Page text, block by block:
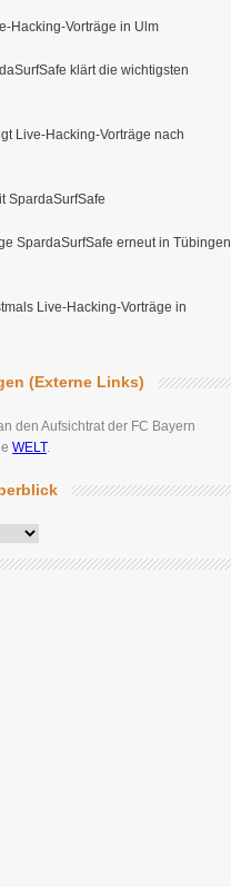
Hacking-Vorträge in Ulm
klärt die wichtigsten
Live-Hacking-Vorträge nach
SpardaSurfSafe
SpardaSurfSafe erneut in Tübingen
Live-Hacking-Vorträge in
(Externe Links)
den Aufsichtrat der FC Bayern
WELT.